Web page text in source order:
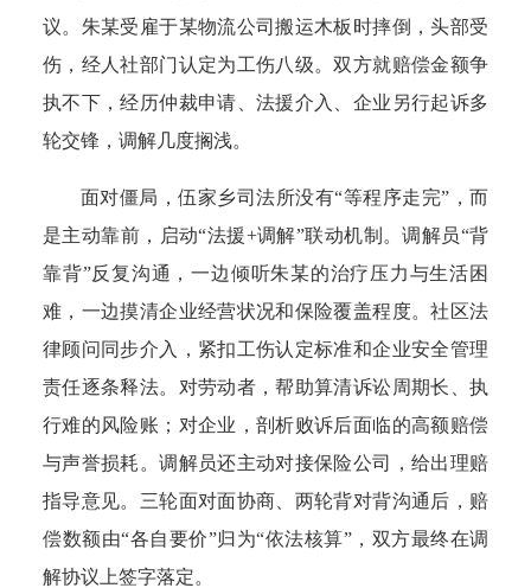
议。朱某受雇于某物流公司搬运木板时摔倒，头部受
伤，经人社部门认定为工伤八级。双方就赔偿金额争
执不下，经历仲裁申请、法援介入、企业另行起诉多
轮交锋，调解几度搁浅。
面对僵局，伍家乡司法所没有“等程序走完”，而
是主动靠前，启动“法援+调解”联动机制。调解员“背
靠背”反复沟通，一边倾听朱某的治疗压力与生活困
难，一边摸清企业经营状况和保险覆盖程度。社区法
律顾问同步介入，紧扣工伤认定标准和企业安全管理
责任逐条释法。对劳动者，帮助算清诉讼周期长、执
行难的风险账；对企业，剖析败诉后面临的高额赔偿
与声誉损耗。调解员还主动对接保险公司，给出理赔
指导意见。三轮面对面协商、两轮背对背沟通后，赔
偿数额由“各自要价”归为“依法核算”，双方最终在调
解协议上签字落定。